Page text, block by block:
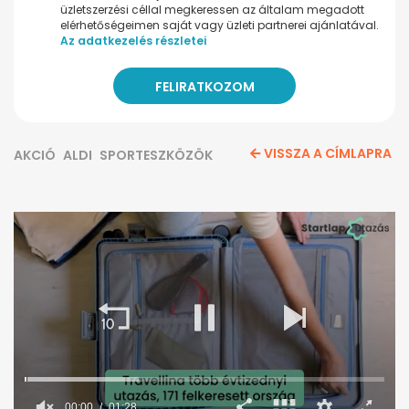
üzletszerzési céllal megkeressen az általam megadott
elérhetőségeimen saját vagy üzleti partnerei ajánlatával.
Az adatkezelés részletei
AKCIÓ ALDI SPORTESZKÖZÖK VISSZA A CÍMLAPRA